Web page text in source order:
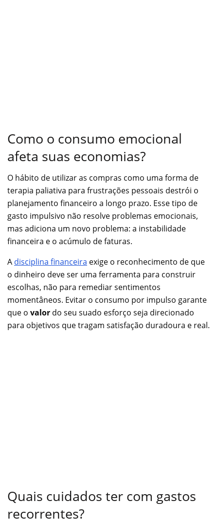
Como o consumo emocional
afeta suas economias?
O hábito de utilizar as compras como uma forma de
terapia paliativa para frustrações pessoais destrói o
planejamento financeiro a longo prazo. Esse tipo de
gasto impulsivo não resolve problemas emocionais,
mas adiciona um novo problema: a instabilidade
financeira e o acúmulo de faturas.
A disciplina financeira exige o reconhecimento de que
o dinheiro deve ser uma ferramenta para construir
escolhas, não para remediar sentimentos
momentâneos. Evitar o consumo por impulso garante
que o valor do seu suado esforço seja direcionado
para objetivos que tragam satisfação duradoura e real.
Quais cuidados ter com gastos
recorrentes?